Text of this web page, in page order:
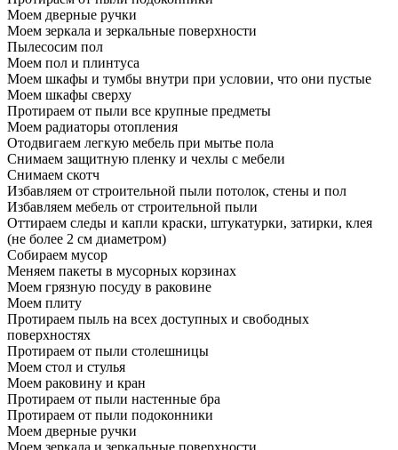
Моем дверные ручки
Моем зеркала и зеркальные поверхности
Пылесосим пол
Моем пол и плинтуса
Моем шкафы и тумбы внутри при условии, что они пустые
Моем шкафы сверху
Протираем от пыли все крупные предметы
Моем радиаторы отопления
Отодвигаем легкую мебель при мытье пола
Снимаем защитную пленку и чехлы с мебели
Снимаем скотч
Избавляем от строительной пыли потолок, стены и пол
Избавляем мебель от строительной пыли
Оттираем следы и капли краски, штукатурки, затирки, клея
(не более 2 см диаметром)
Собираем мусор
Меняем пакеты в мусорных корзинах
Моем грязную посуду в раковине
Моем плиту
Протираем пыль на всех доступных и свободных
поверхностях
Протираем от пыли столешницы
Моем стол и стулья
Моем раковину и кран
Протираем от пыли настенные бра
Протираем от пыли подоконники
Моем дверные ручки
Моем зеркала и зеркальные поверхности